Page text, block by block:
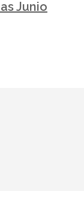
Junio